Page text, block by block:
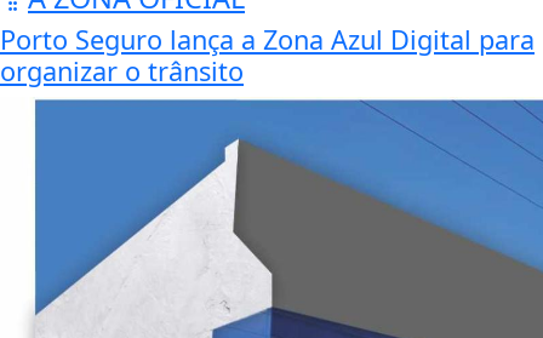
Porto Seguro lança a Zona Azul Digital para
organizar o trânsito